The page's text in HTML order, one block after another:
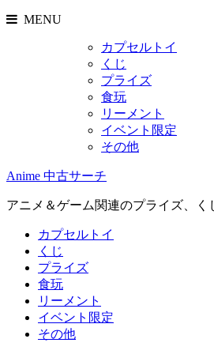
MENU
カプセルトイ
くじ
プライズ
食玩
リーメント
イベント限定
その他
Anime 中古サーチ
アニメ＆ゲーム関連のプライズ、
カプセルトイ
くじ
プライズ
食玩
リーメント
イベント限定
その他